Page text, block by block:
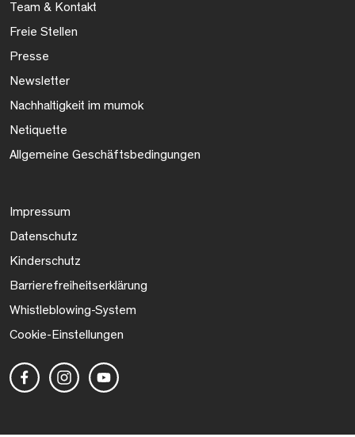
Team & Kontakt
Freie Stellen
Presse
Newsletter
Nachhaltigkeit im mumok
Netiquette
Allgemeine Geschäftsbedingungen
Impressum
Datenschutz
Kinderschutz
Barrierefreiheitserklärung
Whistleblowing-System
Cookie-Einstellungen